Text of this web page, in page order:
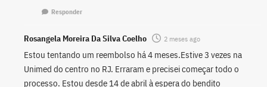
Responder
Rosangela Moreira Da Silva Coelho 2 meses ago
Estou tentando um reembolso há 4 meses.Estive 3 vezes na
Unimed do centro no RJ. Erraram e precisei começar todo o
processo. Estou desde 14 de abril à espera do bendito